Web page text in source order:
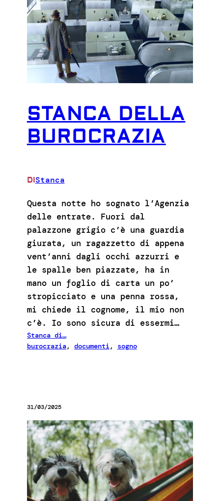
STANCA DELLA
BUROCRAZIA
DIStanca
Questa notte ho sognato l’Agenzia
delle entrate. Fuori dal
palazzone grigio c’è una guardia
giurata, un ragazzetto di appena
vent’anni dagli occhi azzurri e
le spalle ben piazzate, ha in
mano un foglio di carta un po’
stropicciato e una penna rossa,
mi chiede il cognome, il mio non
c’è. Io sono sicura di essermi…
Stanca di…
burocrazia, documenti, sogno
31/03/2025